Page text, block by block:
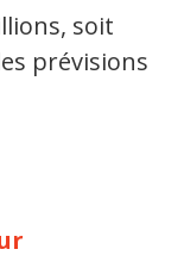
soit
prévisions